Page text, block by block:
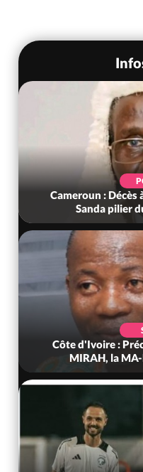
Cameroun : Décès
Sanda pilier
Côte d'Ivoire :
MIRAH, la